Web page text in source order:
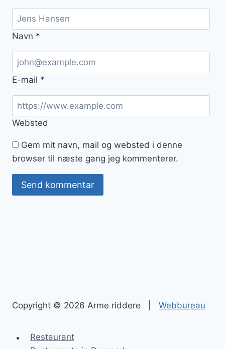
Navn *
E-mail *
Websted
Gem mit navn, mail og websted i denne
browser til næste gang jeg kommenterer.
Copyright © 2026 Arme riddere | Webbureau
Restaurant